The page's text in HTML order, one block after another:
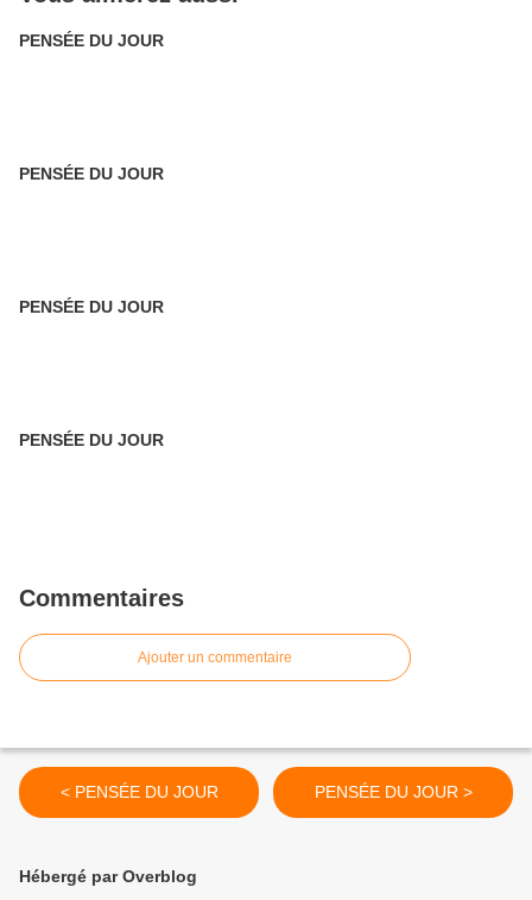
PENSÉE DU JOUR
PENSÉE DU JOUR
PENSÉE DU JOUR
PENSÉE DU JOUR
Commentaires
Ajouter un commentaire
< PENSÉE DU JOUR PENSÉE DU JOUR >
Hébergé par Overblog